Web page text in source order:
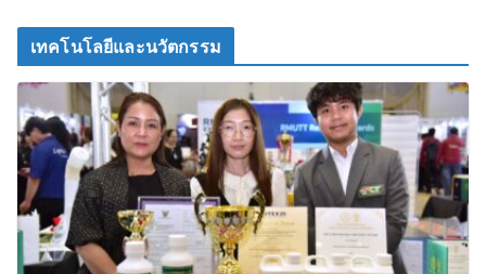
เทคโนโลยีและนวัตกรรม